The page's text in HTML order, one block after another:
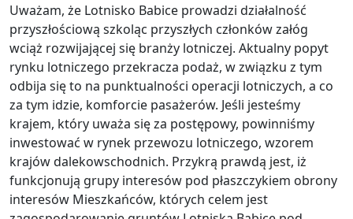
Uważam, że Lotnisko Babice prowadzi działalność
przyszłościową szkoląc przyszłych członków załóg
wciąż rozwijającej się branży lotniczej. Aktualny popyt
rynku lotniczego przekracza podaż, w związku z tym
odbija się to na punktualności operacji lotniczych, a co
za tym idzie, komforcie pasażerów. Jeśli jesteśmy
krajem, który uważa się za postępowy, powinniśmy
inwestować w rynek przewozu lotniczego, wzorem
krajów dalekowschodnich. Przykrą prawdą jest, iż
funkcjonują grupy interesów pod płaszczykiem obrony
interesów Mieszkańców, których celem jest